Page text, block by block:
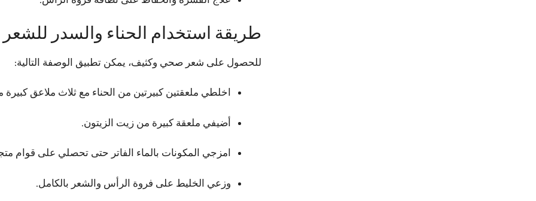
طريقة استخدام الحناء والسدر
للحصول على شعر صحي وكثيف، يمكن تطبيق الوصفة التالية:
اخلطي ملعقتين كبيرتين من الحناء مع ثلاث ملاعق
أضيفي ملعقة كبيرة من زيت الزيتون.
امزجي المكونات بالماء الفاتر حتى تحصلي على قوام
وزعي الخليط على فروة الرأس والشعر بالكامل.